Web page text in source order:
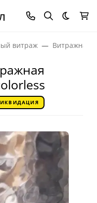
Темная
витраж Витражная